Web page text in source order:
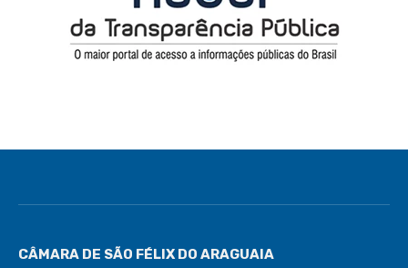
CÂMARA DE SÃO FÉLIX DO ARAGUAIA